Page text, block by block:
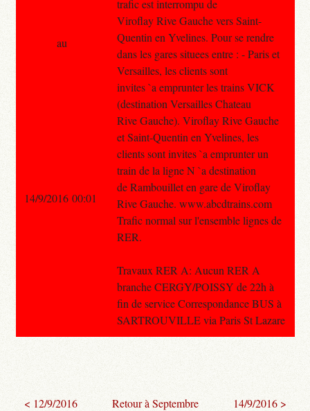
trafic est interrompu de
Viroflay Rive Gauche vers Saint-
Quentin en Yvelines. Pour se rendre
dans les gares situees entre : - Paris et
Versailles, les clients sont
invites `a emprunter les trains VICK
(destination Versailles Chateau
Rive Gauche). Viroflay Rive Gauche
et Saint-Quentin en Yvelines, les
clients sont invites `a emprunter un
train de la ligne N `a destination
de Rambouillet en gare de Viroflay
Rive Gauche. www.abcdtrains.com
Trafic normal sur l'ensemble lignes de
RER.
Travaux RER A: Aucun RER A
branche CERGY/POISSY de 22h à
fin de service Correspondance BUS à
SARTROUVILLE via Paris St Lazare
au
14/9/2016 00:01
< 12/9/2016
Retour à Septembre
14/9/2016 >